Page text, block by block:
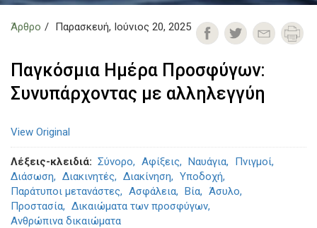
Άρθρο Παρασκευή, Ιούνιος 20, 2025
Παγκόσμια Ημέρα Προσφύγων:
Συνυπάρχοντας με αλληλεγγύη
View Original
Λέξεις-κλειδιά Σύνορο Αφίξεις Ναυάγια
Πνιγμοί
Διάσωση
Διακινητές Διακίνηση
Υποδοχή
Παράτυποι μετανάστες
Ασφάλεια Βία
Άσυλο
Προστασία
Δικαιώματα των προσφύγων
Ανθρώπινα δικαιώματα